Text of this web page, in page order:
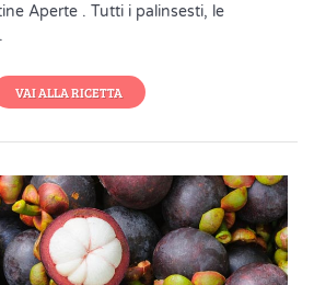
Aperte . Tutti i palinsesti, le
VAI ALLA RICETTA